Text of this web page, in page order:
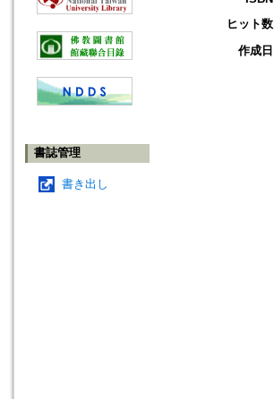
書誌管理
書き出し
ヒット数
作成日